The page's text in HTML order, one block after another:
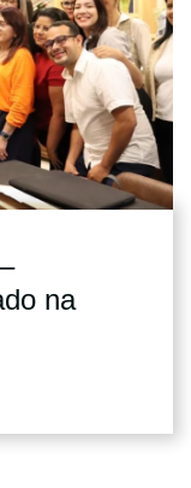
na